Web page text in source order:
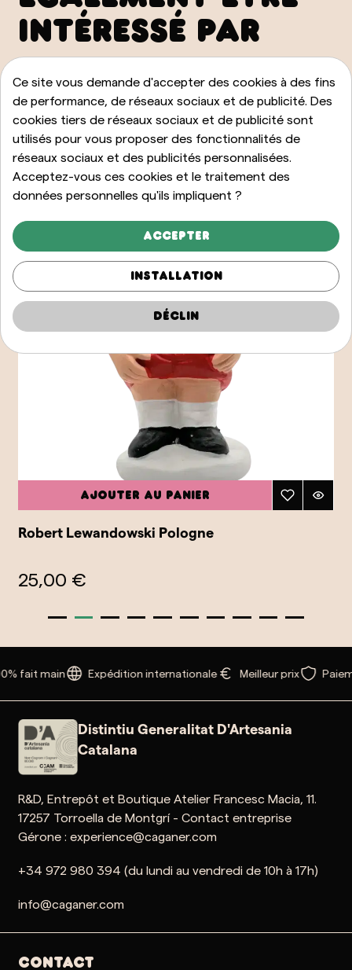
INTÉRESSÉ PAR
VOIR TOUT
Ajouter au panier
Robert Lewandowski Pologne
25,00 €
fait main Expédition internationale Meilleur prix
Distintiu Generalitat D'Artesania
Catalana
R&D, Entrepôt et Boutique Atelier Francesc Macia, 11.
17257 Torroella de Montgrí - Contact entreprise
Gérone : experience@caganer.com
+34 972 980 394 (du lundi au vendredi de 10h à 17h)
info@caganer.com
Contact
Ce site vous demande d'accepter des cookies à des fins
de performance, de réseaux sociaux et de publicité. Des
cookies tiers de réseaux sociaux et de publicité sont
utilisés pour vous proposer des fonctionnalités de
réseaux sociaux et des publicités personnalisées.
Acceptez-vous ces cookies et le traitement des
données personnelles qu'ils impliquent ?
Accepter
Installation
Déclin